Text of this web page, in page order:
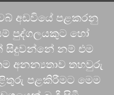
අඩවියේ පළකරනු
පුද්ගලයකුට හෝ
සිදුවන්නේ නම් එම
අනන්‍යතාව තහවුරු
පළකිරීමට මෙම